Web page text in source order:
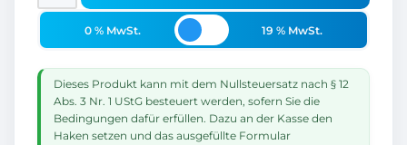
0 % MwSt. 19 % MwSt.
Dieses Produkt kann mit dem Nullsteuersatz nach § 12
Abs. 3 Nr. 1 UStG besteuert werden, sofern Sie die
Bedingungen dafür erfüllen. Dazu an der Kasse den
Haken setzen und das ausgefüllte Formular